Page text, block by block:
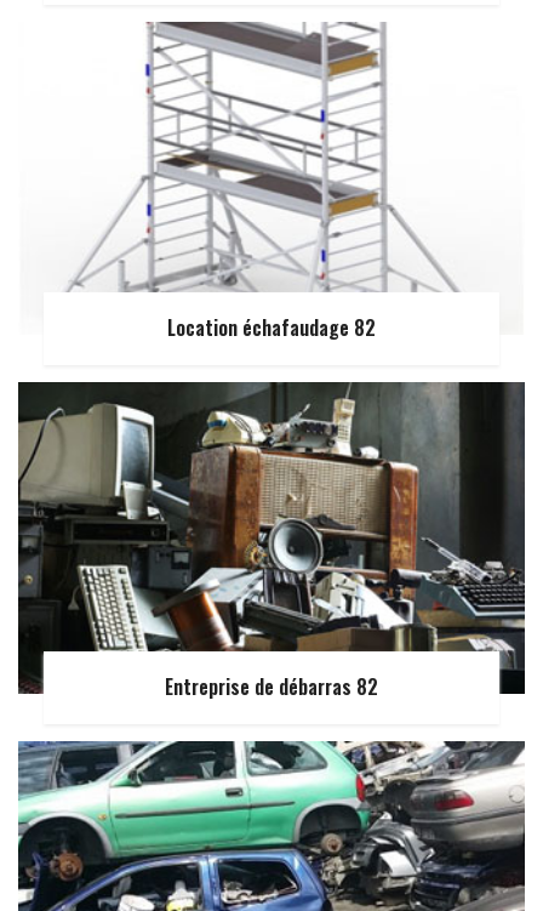
Location échafaudage 82
Entreprise de débarras 82